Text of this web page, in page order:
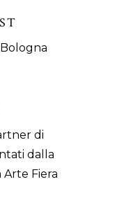
di
dalla
Arte Fiera